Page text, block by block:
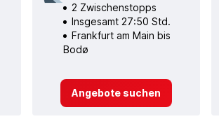
2 Zwischenstopps
Insgesamt 27:50 Std.
Frankfurt am Main bis
Bodø
Angebote suchen